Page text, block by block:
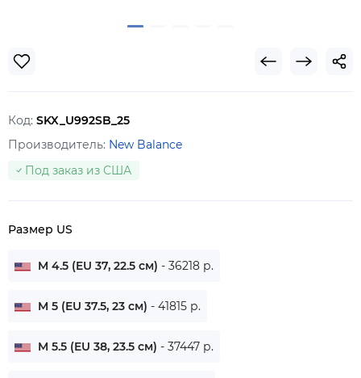
Код: SKX_U992SB_25
Производитель: New Balance
Под заказ из США
Размер US
M 4.5 (EU 37, 22.5 см) - 36218 р.
M 5 (EU 37.5, 23 см) - 41815 р.
M 5.5 (EU 38, 23.5 см) - 37447 р.